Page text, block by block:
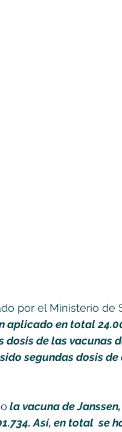
por el Ministerio de
aplicado en total
dosis de las vacunas
segundas dosis
la vacuna de
Así, en total  se